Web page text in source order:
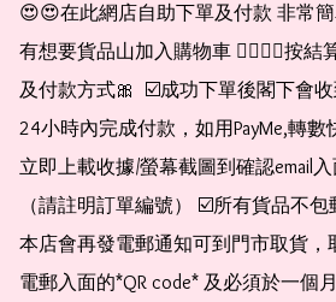
😍😍在此網店自助下單及付款 非常簡
有想要貨品山加入購物車 👉🏻👉🏻按結
及付款方式🎀  ☑️成功下單後閣下會
24小時內完成付款，如用PayMe,轉
立即上載收據/螢幕截圖到確認email
（請註明訂單編號） ☑️所有貨品不
本店會再發電郵通知可到門市取貨，
電郵入面的*QR code* 及必須於一個